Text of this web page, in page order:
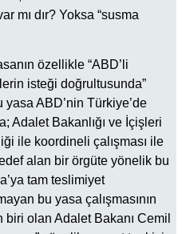
mı dır? Yoksa “susma
özellikle “ABD’li
isteği doğrultusunda”
yasa ABD’nin Türkiye’de
Adalet Bakanlığı ve İçişleri
ile koordineli çalışması ile
alan bir örgüte yönelik bu
tam teslimiyet
bu yasa çalışmasının
olan Adalet Bakanı Cemil